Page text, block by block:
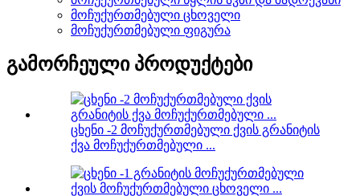
მოჩუქურთმებული ცხოველი
მოჩუქურთმებული ფიგურა
გამორჩეული პროდუქტები
ცხენი -2 მოჩუქურთმებული ქვის გრანიტის
ქვა მოჩუქურთმებული ...